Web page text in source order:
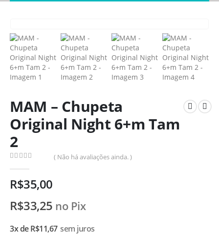
MAM – Chupeta
Original Night 6+m Tam
2
( Não há avaliações ainda. )
R$35,00
R$33,25 no Pix
3x deR$11,67 sem juros